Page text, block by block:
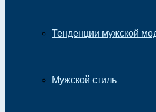
Тенденции мужской
Мужской стиль